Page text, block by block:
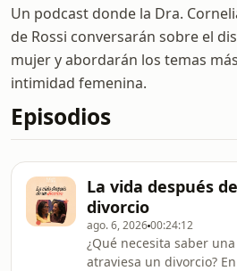
Un podcast donde la Dra.
de Rossi conversarán sobre el
mujer y abordarán los temas
intimidad femenina.
Episodios
La vida después
divorcio
ago. 6, 202600:24:12
¿Qué necesita saber
atraviesa un divorcio?